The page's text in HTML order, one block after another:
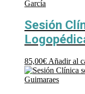
Sesión
85,00€ Añadir al